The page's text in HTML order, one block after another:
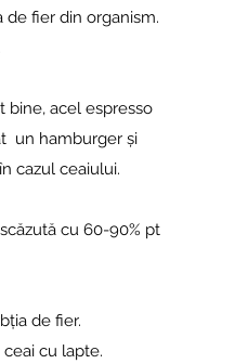
de fier din organism.
bine, acel espresso
un hamburger și
cazul ceaiului.
cu 60-90% pt
de fier.
cu lapte.